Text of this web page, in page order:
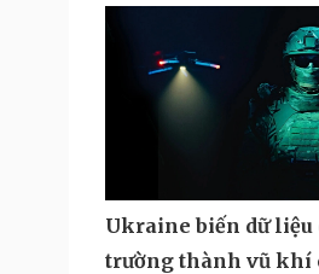
Ukraine biến dữ liệu
trường thành vũ khí